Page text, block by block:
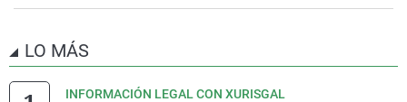
LO MÁS
INFORMACIÓN LEGAL CON XURISGAL